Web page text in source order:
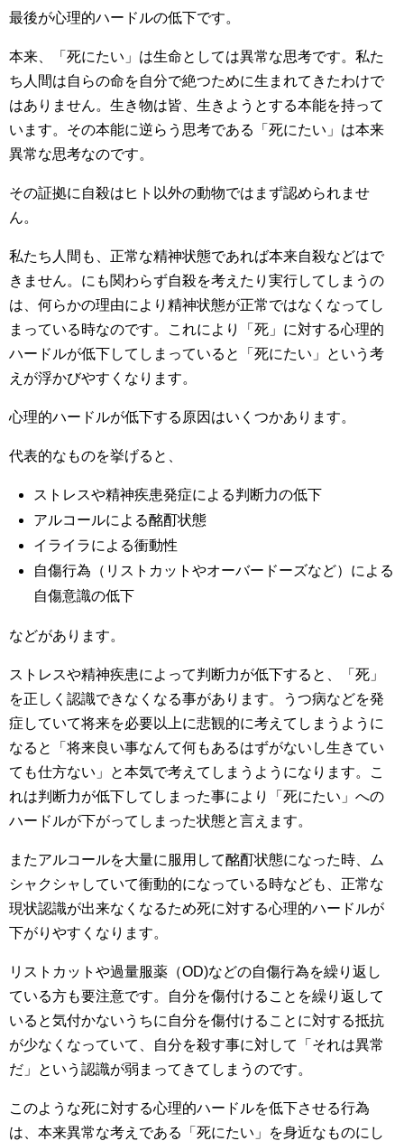
最後が心理的ハードルの低下です。
本来、「死にたい」は生命としては異常な思考です。私た
ち人間は自らの命を自分で絶つために生まれてきたわけで
はありません。生き物は皆、生きようとする本能を持って
います。その本能に逆らう思考である「死にたい」は本来
異常な思考なのです。
その証拠に自殺はヒト以外の動物ではまず認められませ
ん。
私たち人間も、正常な精神状態であれば本来自殺などはで
きません。にも関わらず自殺を考えたり実行してしまうの
は、何らかの理由により精神状態が正常ではなくなってし
まっている時なのです。これにより「死」に対する心理的
ハードルが低下してしまっていると「死にたい」という考
えが浮かびやすくなります。
心理的ハードルが低下する原因はいくつかあります。
代表的なものを挙げると、
ストレスや精神疾患発症による判断力の低下
アルコールによる酩酊状態
イライラによる衝動性
自傷行為（リストカットやオーバードーズなど）による
自傷意識の低下
などがあります。
ストレスや精神疾患によって判断力が低下すると、「死」
を正しく認識できなくなる事があります。うつ病などを発
症していて将来を必要以上に悲観的に考えてしまうように
なると「将来良い事なんて何もあるはずがないし生きてい
ても仕方ない」と本気で考えてしまうようになります。こ
れは判断力が低下してしまった事により「死にたい」への
ハードルが下がってしまった状態と言えます。
またアルコールを大量に服用して酩酊状態になった時、ム
シャクシャしていて衝動的になっている時なども、正常な
現状認識が出来なくなるため死に対する心理的ハードルが
下がりやすくなります。
リストカットや過量服薬（OD)などの自傷行為を繰り返し
ている方も要注意です。自分を傷付けることを繰り返して
いると気付かないうちに自分を傷付けることに対する抵抗
が少なくなっていて、自分を殺す事に対して「それは異常
だ」という認識が弱まってきてしまうのです。
このような死に対する心理的ハードルを低下させる行為
は、本来異常な考えである「死にたい」を身近なものにし